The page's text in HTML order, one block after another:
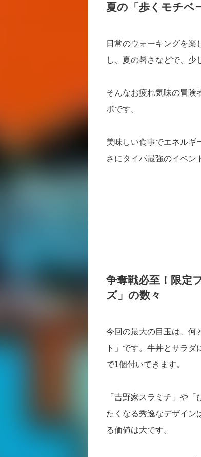
夏の「歩くモチベ
日常のウォーキングを楽
し、夏の暑さなどで、少
そんなお疲れ気味の冒険
ボです。
美味しい食事でエネルギ
さにタイパ最強のイベン
争奪戦必至！限定
ズ」の数々
今回の最大の目玉は、何
ト」です。牛丼とサラ
で1個付いてきます。
「吉野家スラミチ」や
たくなる秀逸なデザイン
る価値は大です。